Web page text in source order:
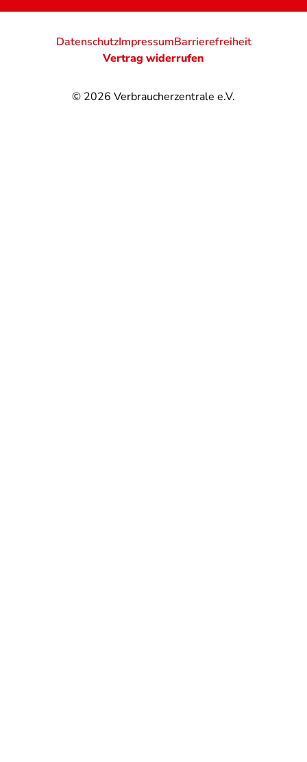
© 2026 Verbraucherzentrale e.V.
DatenschutzImpressumBarrierefreiheit
Vertrag widerrufen